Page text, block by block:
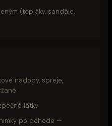
(tepláky, sandále,
nádoby, spreje,
látky
po dohode —